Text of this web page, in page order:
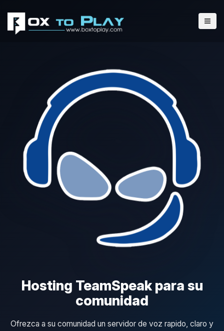
Hosting TeamSpeak para su
comunidad
Ofrezca a su comunidad un servidor de voz rapido, claro y